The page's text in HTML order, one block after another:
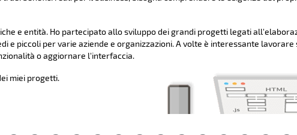
e entità. Ho partecipato allo sviluppo dei grandi progetti legati
e piccoli per varie aziende e organizzazioni. A volte è interessante
o aggiornare l'interfaccia.
miei progetti.